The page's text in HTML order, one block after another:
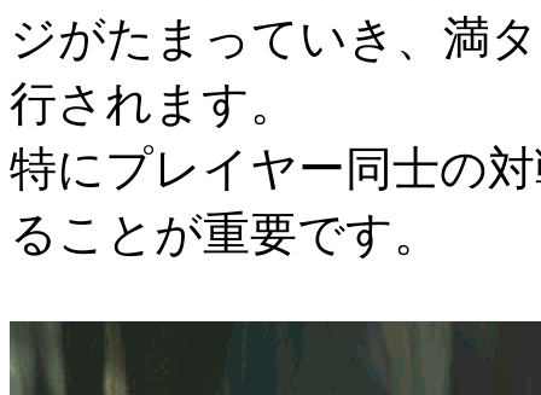
ジがたまっていき、満
行されます。
特にプレイヤー同士の
ることが重要です。